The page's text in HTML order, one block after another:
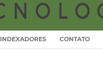
INDEXADORES CONTATO